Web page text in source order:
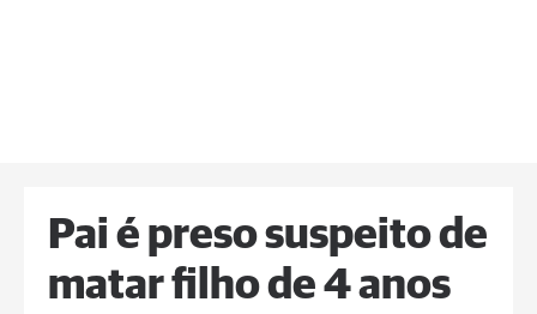
Pai é preso suspeito de
matar filho de 4 anos